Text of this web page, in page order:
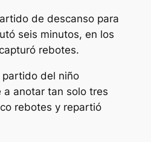
de descanso para
seis minutos, en los
rebotes.
partido del niño
a anotar tan solo tres
rebotes y repartió